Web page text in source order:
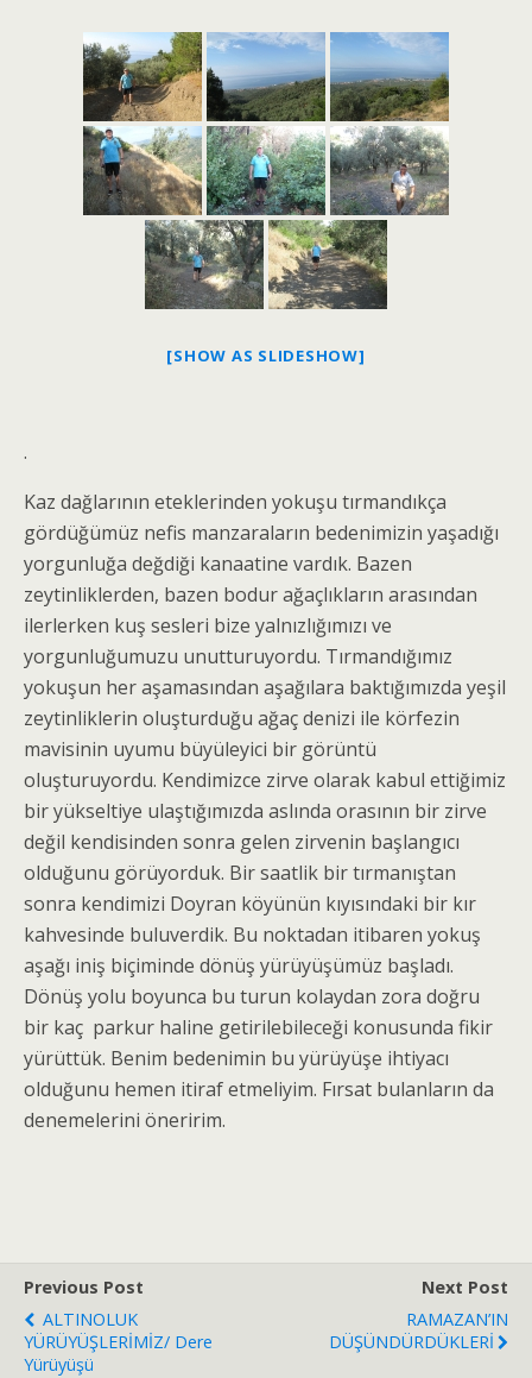
[SHOW AS SLIDESHOW]
.
Kaz dağlarının eteklerinden yokuşu tırmandıkça
gördüğümüz nefis manzaraların bedenimizin yaşadığı
yorgunluğa değdiği kanaatine vardık. Bazen
zeytinliklerden, bazen bodur ağaçlıkların arasından
ilerlerken kuş sesleri bize yalnızlığımızı ve
yorgunluğumuzu unutturuyordu. Tırmandığımız
yokuşun her aşamasından aşağılara baktığımızda yeşil
zeytinliklerin oluşturduğu ağaç denizi ile körfezin
mavisinin uyumu büyüleyici bir görüntü
oluşturuyordu. Kendimizce zirve olarak kabul ettiğimiz
bir yükseltiye ulaştığımızda aslında orasının bir zirve
değil kendisinden sonra gelen zirvenin başlangıcı
olduğunu görüyorduk. Bir saatlik bir tırmanıştan
sonra kendimizi Doyran köyünün kıyısındaki bir kır
kahvesinde buluverdik. Bu noktadan itibaren yokuş
aşağı iniş biçiminde dönüş yürüyüşümüz başladı.
Dönüş yolu boyunca bu turun kolaydan zora doğru
bir kaç parkur haline getirilebileceği konusunda fikir
yürüttük. Benim bedenimin bu yürüyüşe ihtiyacı
olduğunu hemen itiraf etmeliyim. Fırsat bulanların da
denemelerini öneririm.
Previous Post
ALTINOLUK
YÜRÜYÜŞLERİMİZ/ Dere
Yürüyüşü
Next Post
RAMAZAN’IN
DÜŞÜNDÜRDÜKLERİ